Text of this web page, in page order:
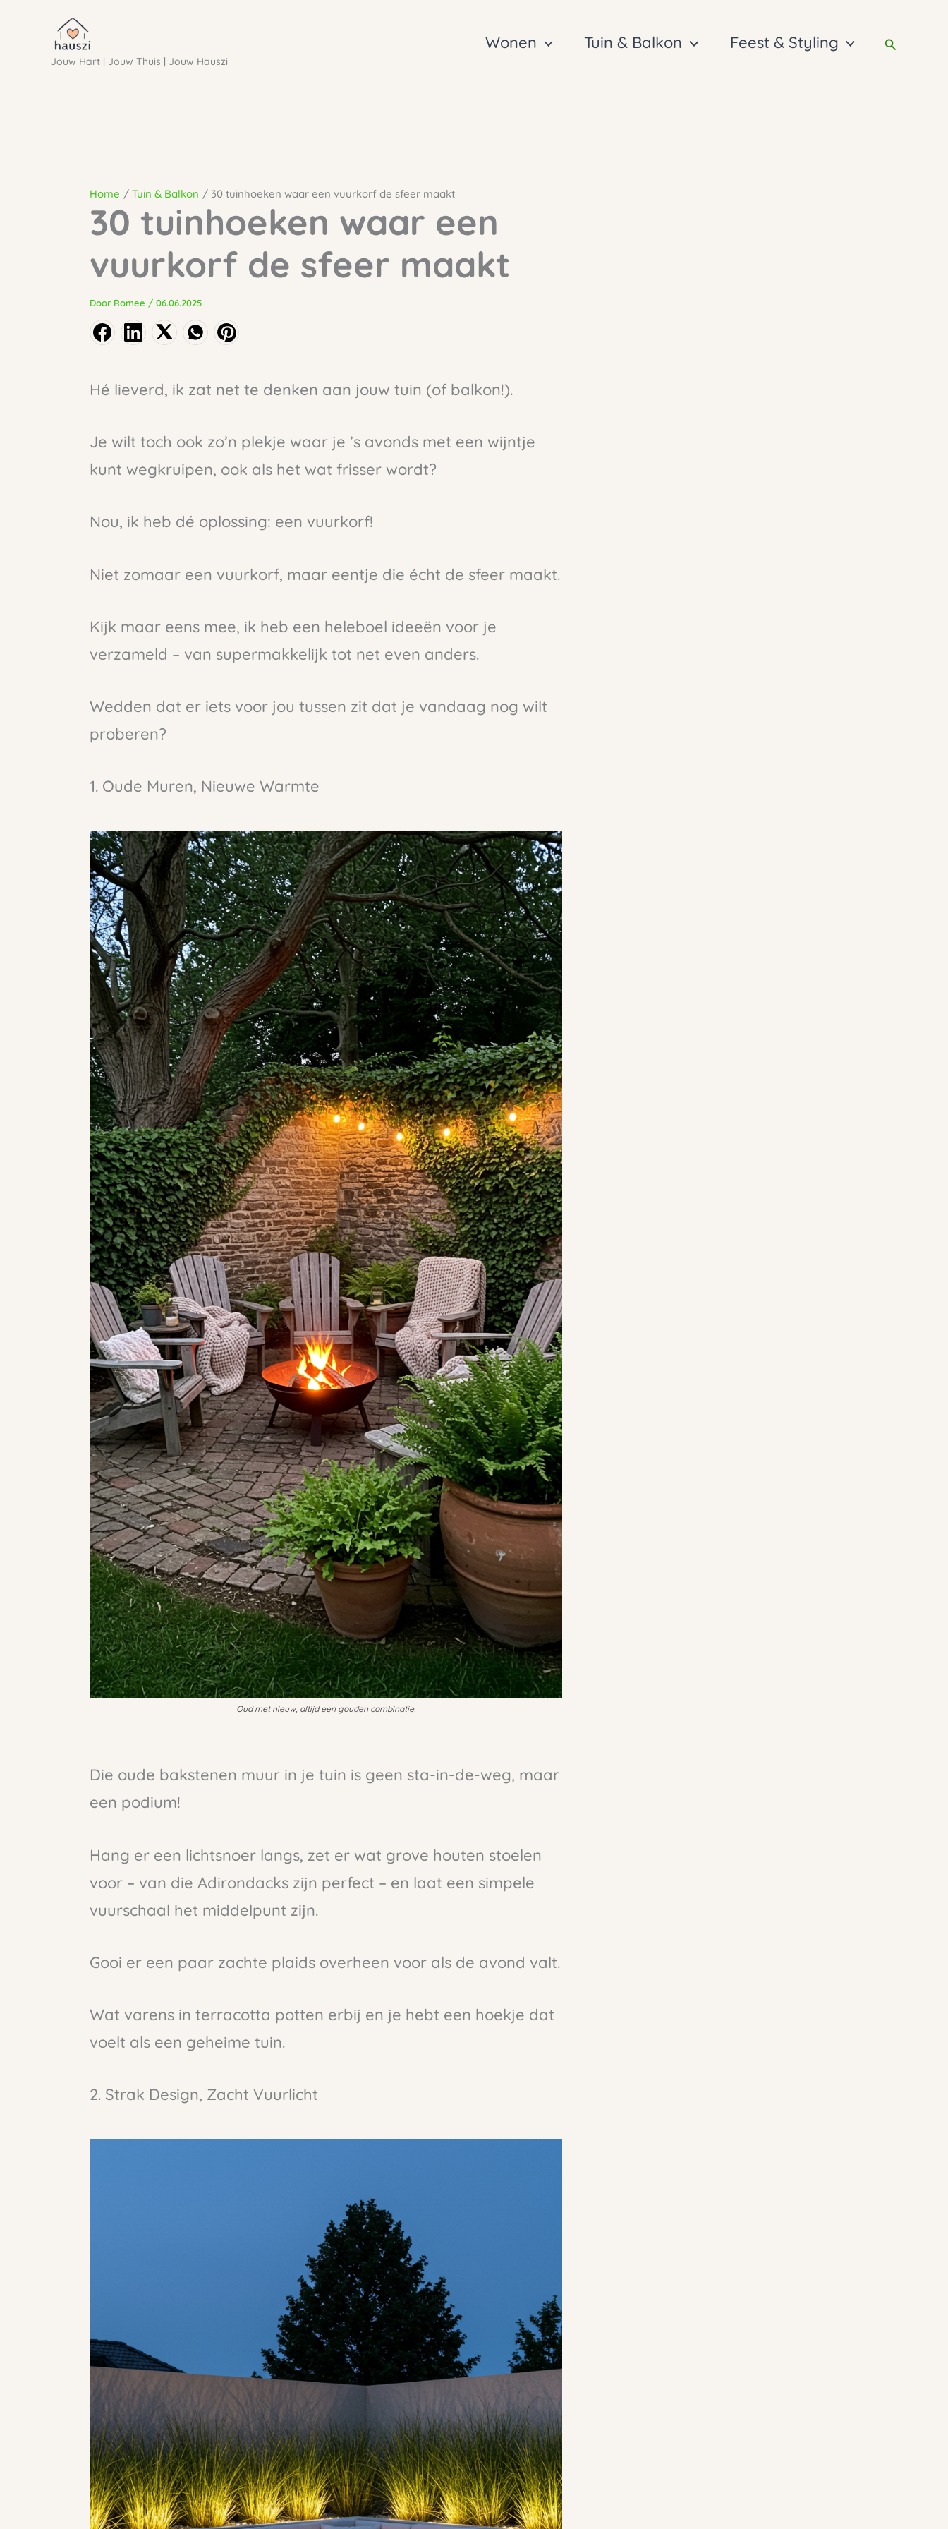
Jouw Hart | Jouw Thuis | Jouw Hauszi
Wonen Tuin & Balkon Feest & Styling Zoeken
Home Tuin & Balkon 30 tuinhoeken waar een vuurkorf de sfeer maakt
30 tuinhoeken waar een
vuurkorf de sfeer maakt
Door Romee / 06.06.2025
Hé lieverd, ik zat net te denken aan jouw tuin (of balkon!).
Je wilt toch ook zo’n plekje waar je ’s avonds met een wijntje
kunt wegkruipen, ook als het wat frisser wordt?
Nou, ik heb dé oplossing: een vuurkorf!
Niet zomaar een vuurkorf, maar eentje die écht de sfeer maakt.
Kijk maar eens mee, ik heb een heleboel ideeën voor je
verzameld – van supermakkelijk tot net even anders.
Wedden dat er iets voor jou tussen zit dat je vandaag nog wilt
proberen?
1. Oude Muren, Nieuwe Warmte
Oud met nieuw, altijd een gouden combinatie.
Die oude bakstenen muur in je tuin is geen sta-in-de-weg, maar
een podium!
Hang er een lichtsnoer langs, zet er wat grove houten stoelen
voor – van die Adirondacks zijn perfect – en laat een simpele
vuurschaal het middelpunt zijn.
Gooi er een paar zachte plaids overheen voor als de avond valt.
Wat varens in terracotta potten erbij en je hebt een hoekje dat
voelt als een geheime tuin.
2. Strak Design, Zacht Vuurlicht